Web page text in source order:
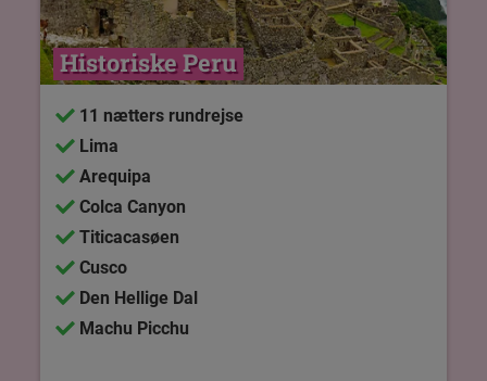
Historiske Peru
11 nætters rundrejse
Lima
Arequipa
Colca Canyon
Titicacasøen
Cusco
Den Hellige Dal
Machu Picchu